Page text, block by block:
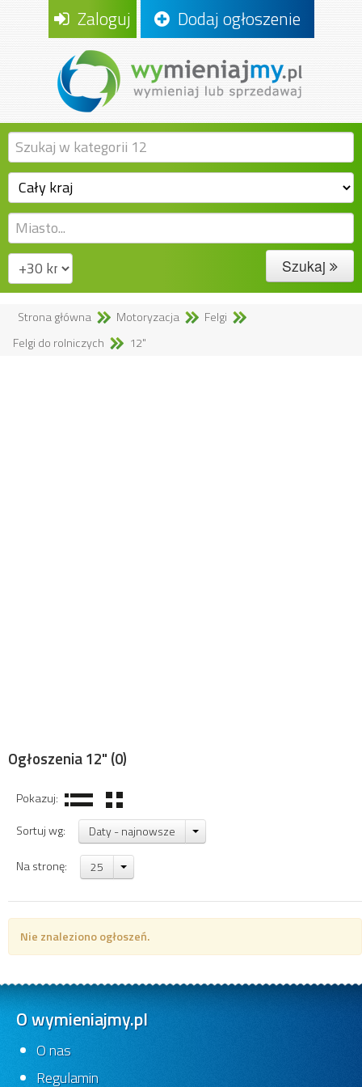
Zaloguj Dodaj ogłoszenie
Szukaj
Strona główna Motoryzacja
Felgi
Felgi do rolniczych
12"
Ogłoszenia 12" (0)
Pokazuj:
Sortuj wg:
Daty - najnowsze
Na stronę: 25
Nie znaleziono ogłoszeń.
O wymieniajmy.pl
O nas
Regulamin